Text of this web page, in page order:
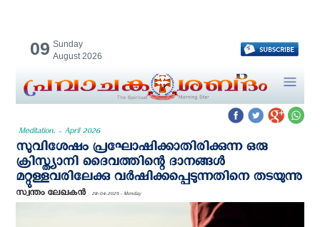
09 Sunday
August 2026
Meditation. - April 2026
സുവിശേഷം പ്രഘോഷിക്കാതിരിക്കുന്ന ഒരു
ക്രിസ്ത്യാനി ദൈവത്തിന്റെ ദാനങ്ങൾ
മറ്റുള്ളവരിലേക്കു വർഷിക്കപ്പെടുന്നതിനെ തടയുന്നു
സ്വന്തം ലേഖകൻ 28-04-2025 - Monday